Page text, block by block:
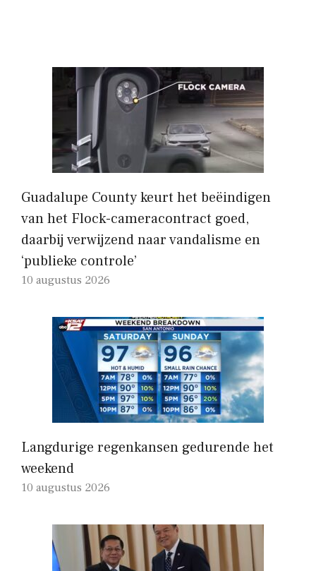
Guadalupe County keurt het beëindigen
van het Flock-cameracontract goed,
daarbij verwijzend naar vandalisme en
‘publieke controle’
10 augustus 2026
Langdurige regenkansen gedurende het
weekend
10 augustus 2026